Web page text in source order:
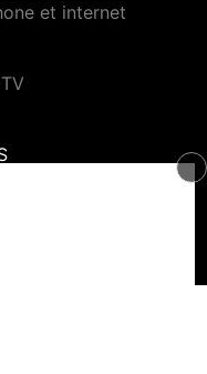
et internet